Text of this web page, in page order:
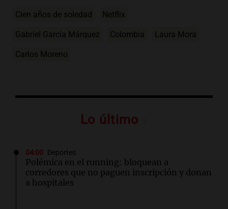
Cien años de soledad Netflix
Gabriel García Márquez Colombia Laura Mora
Carlos Moreno
Lo último
04:00 Deportes
Polémica en el running: bloquean a
corredores que no paguen inscripción y donan
a hospitales